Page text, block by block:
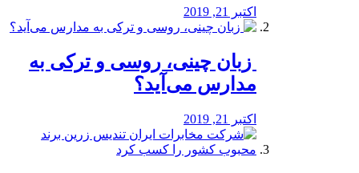
اکتبر 21, 2019
️ زبان چینی، روسی و ترکی به
مدارس می‌آید؟
اکتبر 21, 2019